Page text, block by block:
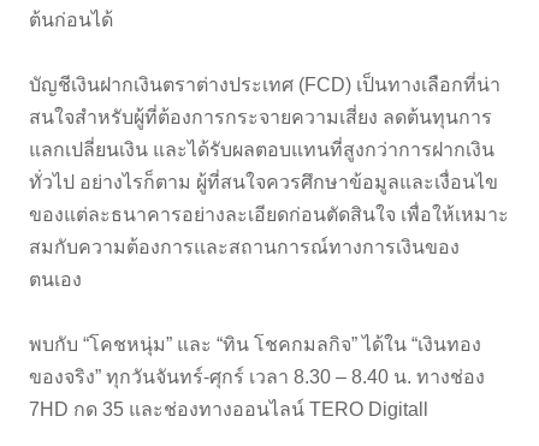
ต้นก่อนได้
บัญชีเงินฝากเงินตราต่างประเทศ (FCD) เป็นทางเลือกที่น่า
สนใจสำหรับผู้ที่ต้องการกระจายความเสี่ยง ลดต้นทุนการ
แลกเปลี่ยนเงิน และได้รับผลตอบแทนที่สูงกว่าการฝากเงิน
ทั่วไป อย่างไรก็ตาม ผู้ที่สนใจควรศึกษาข้อมูลและเงื่อนไข
ของแต่ละธนาคารอย่างละเอียดก่อนตัดสินใจ เพื่อให้เหมาะ
สมกับความต้องการและสถานการณ์ทางการเงินของ
ตนเอง
พบกับ “โคชหนุ่ม” และ “ทิน โชคกมลกิจ” ได้ใน “เงินทอง
ของจริง” ทุกวันจันทร์-ศุกร์ เวลา 8.30 – 8.40 น. ทางช่อง
7HD กด 35 และช่องทางออนไลน์ TERO Digitall